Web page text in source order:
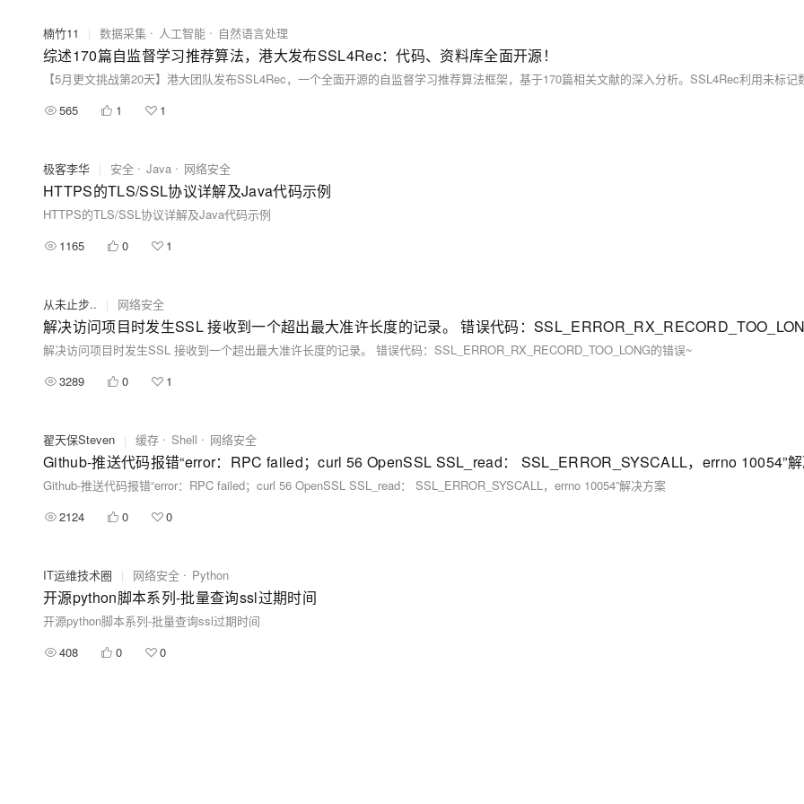
楠竹11 | 数据采集 人工智能 自然语言处理
综述170篇自监督学习推荐算法，港大发布SSL4Rec：代码、资料库全面开源！
565
1 1
极客李华 | 安全 Java 网络安全
HTTPS的TLS/SSL协议详解及Java代码示例
HTTPS的TLS/SSL协议详解及Java代码示例
1165
0 1
从未止步.. | 网络安全
解决访问项目时发生SSL 接收到一个超出最大准许长度的记录。 错误代码：SSL_ERROR_RX_RECORD_TOO_LONG的错误~
3289
0 1
翟天保Steven | 缓存 Shell 网络安全
Github-推送代码报错“error：RPC failed；curl 56 OpenSSL SSL_read： SSL_ERROR_SYSCALL，errno 10054”
Github-推送代码报错“error：RPC failed；curl 56 OpenSSL SSL_read： SSL_ERROR_SYSCALL，errno 10054”解决方案
2124
0 0
IT运维技术圈 | 网络安全 Python
开源python脚本系列-批量查询ssl过期时间
开源python脚本系列-批量查询ssl过期时间
408
0 0